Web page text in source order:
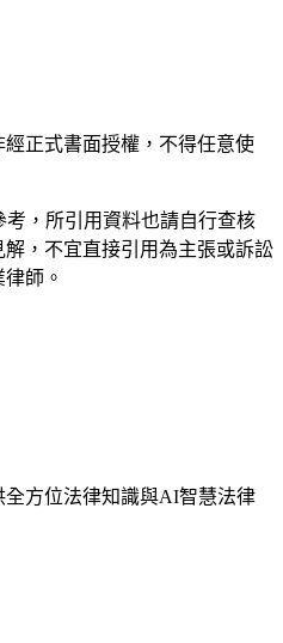
正式書面授權，不得任意使
，所引用資料也請自行查核
，不宜直接引用為主張或訴訟
師。
方位法律知識與AI智慧法律